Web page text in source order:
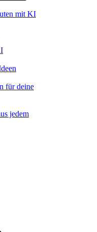
mit KI
für deine
jedem